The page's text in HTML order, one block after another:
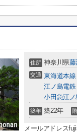
住所 神奈川県藤
交通 東海道本線
江ノ島電鉄
小田急江ノ
築年 築22年
メールアドレス